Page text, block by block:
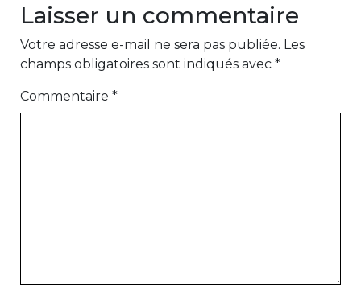
Laisser un commentaire
Votre adresse e-mail ne sera pas publiée. Les
champs obligatoires sont indiqués avec *
Commentaire *